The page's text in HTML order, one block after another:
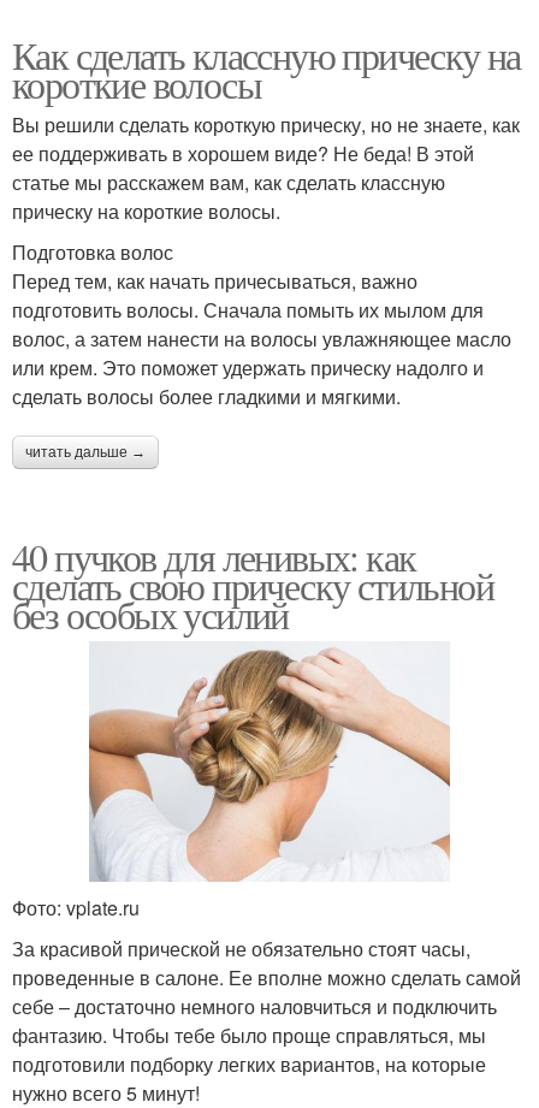
Как сделать классную прическу на
короткие волосы
Вы решили сделать короткую прическу, но не знаете, как
ее поддерживать в хорошем виде? Не беда! В этой
статье мы расскажем вам, как сделать классную
прическу на короткие волосы.
Подготовка волос
Перед тем, как начать причесываться, важно
подготовить волосы. Сначала помыть их мылом для
волос, а затем нанести на волосы увлажняющее масло
или крем. Это поможет удержать прическу надолго и
сделать волосы более гладкими и мягкими.
читать дальше →
40 пучков для ленивых: как
сделать свою прическу стильной
без особых усилий
Фото: vplate.ru
За красивой прической не обязательно стоят часы,
проведенные в салоне. Ее вполне можно сделать самой
себе – достаточно немного наловчиться и подключить
фантазию. Чтобы тебе было проще справляться, мы
подготовили подборку легких вариантов, на которые
нужно всего 5 минут!